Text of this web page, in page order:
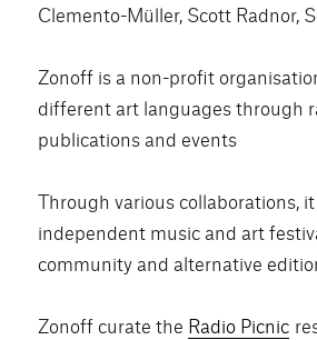
Clemento-Müller, Scott Radnor,
Zonoff is a non-profit
different art languages through
publications and events
Through various collaborations,
independent music and art
community and alternative
Zonoff curate the Radio Picnic